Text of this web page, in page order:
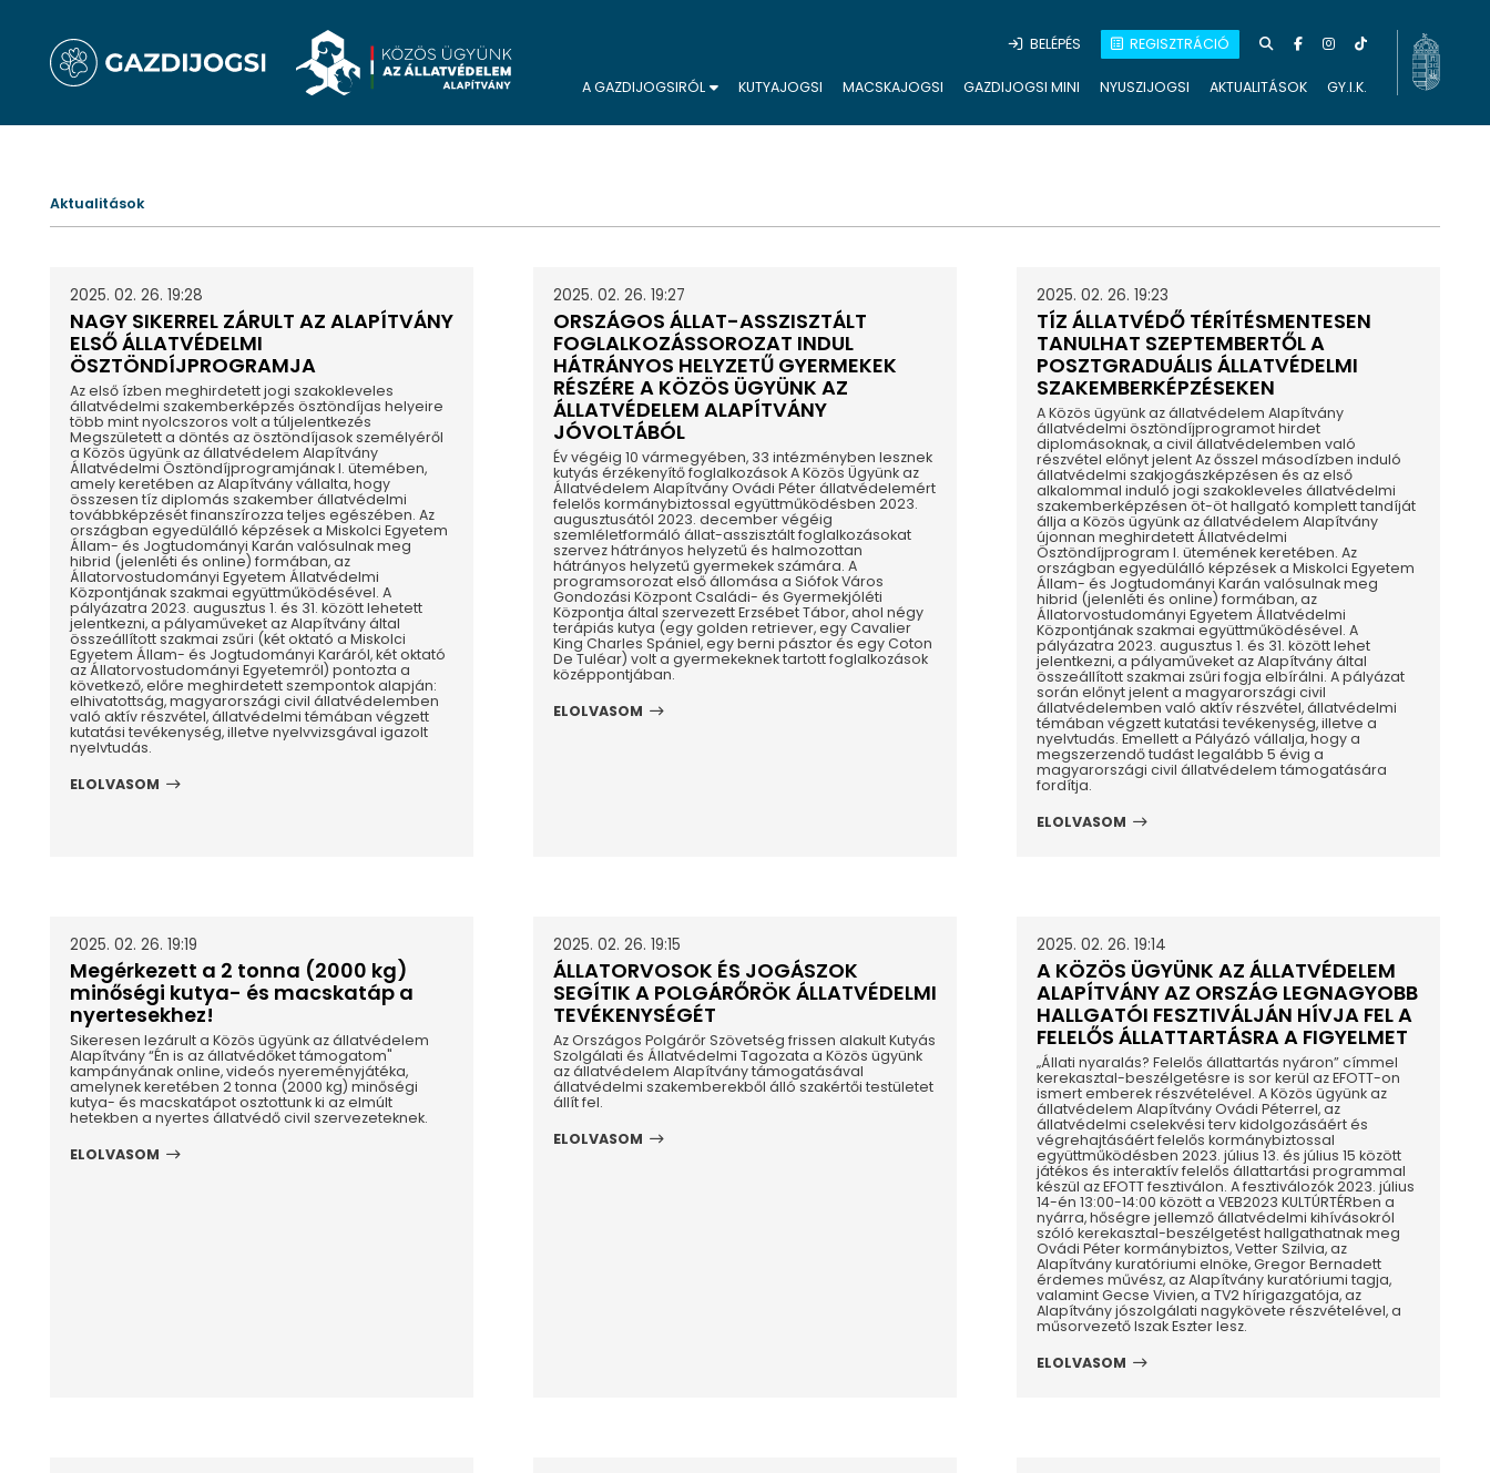
A GAZDIJOGSIRÓL KUTYAJOGSI MACSKAJOGSI GAZDIJOGSI MINI NYUSZIJOGSI AKTUALITÁSOK GY.I.K.
BELÉPÉS REGISZTRÁCIÓ
Aktualitások
2025. 02. 26. 19:28
NAGY SIKERREL ZÁRULT AZ ALAPÍTVÁNY
ELSŐ ÁLLATVÉDELMI
ÖSZTÖNDÍJPROGRAMJA
Az első ízben meghirdetett jogi szakokleveles
állatvédelmi szakemberképzés ösztöndíjas helyeire
több mint nyolcszoros volt a túljelentkezés
Megszületett a döntés az ösztöndíjasok személyéről
a Közös ügyünk az állatvédelem Alapítvány
Állatvédelmi Ösztöndíjprogramjának I. ütemében,
amely keretében az Alapítvány vállalta, hogy
összesen tíz diplomás szakember állatvédelmi
továbbképzését finanszírozza teljes egészében. Az
országban egyedülálló képzések a Miskolci Egyetem
Állam- és Jogtudományi Karán valósulnak meg
hibrid (jelenléti és online) formában, az
Állatorvostudományi Egyetem Állatvédelmi
Központjának szakmai együttműködésével. A
pályázatra 2023. augusztus 1. és 31. között lehetett
jelentkezni, a pályaműveket az Alapítvány által
összeállított szakmai zsűri (két oktató a Miskolci
Egyetem Állam- és Jogtudományi Karáról, két oktató
az Állatorvostudományi Egyetemről) pontozta a
következő, előre meghirdetett szempontok alapján:
elhivatottság, magyarországi civil állatvédelemben
való aktív részvétel, állatvédelmi témában végzett
kutatási tevékenység, illetve nyelvvizsgával igazolt
nyelvtudás.
ELOLVASOM
2025. 02. 26. 19:27
ORSZÁGOS ÁLLAT-ASSZISZTÁLT
FOGLALKOZÁSSOROZAT INDUL
HÁTRÁNYOS HELYZETŰ GYERMEKEK
RÉSZÉRE A KÖZÖS ÜGYÜNK AZ
ÁLLATVÉDELEM ALAPÍTVÁNY
JÓVOLTÁBÓL
Év végéig 10 vármegyében, 33 intézményben lesznek
kutyás érzékenyítő foglalkozások A Közös Ügyünk az
Állatvédelem Alapítvány Ovádi Péter állatvédelemért
felelős kormánybiztossal együttműködésben 2023.
augusztusától 2023. december végéig
szemléletformáló állat-asszisztált foglalkozásokat
szervez hátrányos helyzetű és halmozottan
hátrányos helyzetű gyermekek számára. A
programsorozat első állomása a Siófok Város
Gondozási Központ Családi- és Gyermekjóléti
Központja által szervezett Erzsébet Tábor, ahol négy
terápiás kutya (egy golden retriever, egy Cavalier
King Charles Spániel, egy berni pásztor és egy Coton
De Tuléar) volt a gyermekeknek tartott foglalkozások
középpontjában.
ELOLVASOM
2025. 02. 26. 19:23
TÍZ ÁLLATVÉDŐ TÉRÍTÉSMENTESEN
TANULHAT SZEPTEMBERTŐL A
POSZTGRADUÁLIS ÁLLATVÉDELMI
SZAKEMBERKÉPZÉSEKEN
A Közös ügyünk az állatvédelem Alapítvány
állatvédelmi ösztöndíjprogramot hirdet
diplomásoknak, a civil állatvédelemben való
részvétel előnyt jelent Az ősszel másodízben induló
állatvédelmi szakjogászképzésen és az első
alkalommal induló jogi szakokleveles állatvédelmi
szakemberképzésen öt-öt hallgató komplett tandíját
állja a Közös ügyünk az állatvédelem Alapítvány
újonnan meghirdetett Állatvédelmi
Ösztöndíjprogram I. ütemének keretében. Az
országban egyedülálló képzések a Miskolci Egyetem
Állam- és Jogtudományi Karán valósulnak meg
hibrid (jelenléti és online) formában, az
Állatorvostudományi Egyetem Állatvédelmi
Központjának szakmai együttműködésével. A
pályázatra 2023. augusztus 1. és 31. között lehet
jelentkezni, a pályaműveket az Alapítvány által
összeállított szakmai zsűri fogja elbírálni. A pályázat
során előnyt jelent a magyarországi civil
állatvédelemben való aktív részvétel, állatvédelmi
témában végzett kutatási tevékenység, illetve a
nyelvtudás. Emellett a Pályázó vállalja, hogy a
megszerzendő tudást legalább 5 évig a
magyarországi civil állatvédelem támogatására
fordítja.
ELOLVASOM
2025. 02. 26. 19:19
Megérkezett a 2 tonna (2000 kg)
minőségi kutya- és macskatáp a
nyertesekhez!
Sikeresen lezárult a Közös ügyünk az állatvédelem
Alapítvány “Én is az állatvédőket támogatom"
kampányának online, videós nyereményjátéka,
amelynek keretében 2 tonna (2000 kg) minőségi
kutya- és macskatápot osztottunk ki az elmúlt
hetekben a nyertes állatvédő civil szervezeteknek.
ELOLVASOM
2025. 02. 26. 19:15
ÁLLATORVOSOK ÉS JOGÁSZOK
SEGÍTIK A POLGÁRŐRÖK ÁLLATVÉDELMI
TEVÉKENYSÉGÉT
Az Országos Polgárőr Szövetség frissen alakult Kutyás
Szolgálati és Állatvédelmi Tagozata a Közös ügyünk
az állatvédelem Alapítvány támogatásával
állatvédelmi szakemberekből álló szakértői testületet
állít fel.
ELOLVASOM
2025. 02. 26. 19:14
A KÖZÖS ÜGYÜNK AZ ÁLLATVÉDELEM
ALAPÍTVÁNY AZ ORSZÁG LEGNAGYOBB
HALLGATÓI FESZTIVÁLJÁN HÍVJA FEL A
FELELŐS ÁLLATTARTÁSRA A FIGYELMET
„Állati nyaralás? Felelős állattartás nyáron” címmel
kerekasztal-beszélgetésre is sor kerül az EFOTT-on
ismert emberek részvételével. A Közös ügyünk az
állatvédelem Alapítvány Ovádi Péterrel, az
állatvédelmi cselekvési terv kidolgozásáért és
végrehajtásáért felelős kormánybiztossal
együttműködésben 2023. július 13. és július 15 között
játékos és interaktív felelős állattartási programmal
készül az EFOTT fesztiválon. A fesztiválozók 2023. július
14-én 13:00-14:00 között a VEB2023 KULTÚRTÉRben a
nyárra, hőségre jellemző állatvédelmi kihívásokról
szóló kerekasztal-beszélgetést hallgathatnak meg
Ovádi Péter kormánybiztos, Vetter Szilvia, az
Alapítvány kuratóriumi elnöke, Gregor Bernadett
érdemes művész, az Alapítvány kuratóriumi tagja,
valamint Gecse Vivien, a TV2 hírigazgatója, az
Alapítvány jószolgálati nagykövete részvételével, a
műsorvezető Iszak Eszter lesz.
ELOLVASOM